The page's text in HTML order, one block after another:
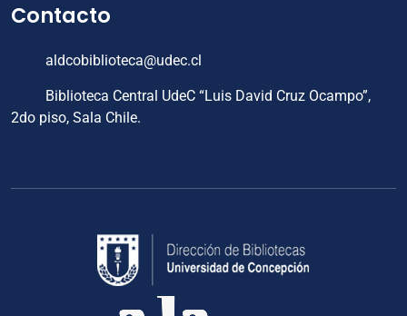
Contacto
aldcobiblioteca@udec.cl
Biblioteca Central UdeC “Luis David Cruz Ocampo”,
2do piso, Sala Chile.